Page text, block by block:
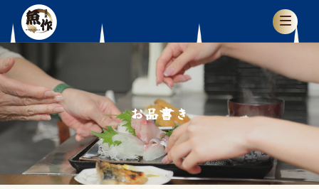
お品書き